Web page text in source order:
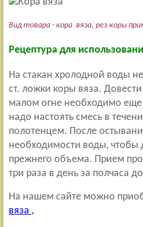
Вид товара - кора вяза, рез коры
Рецептура для
На стакан хролодной воды
ст. ложки коры вяза.
малом огне необходимо еще
надо настоять смесь в
полотенцем. После
необходимости воды, чтобы
прежнего объема. Прием
три раза в день за полчаса
На нашем сайте можно
вяза ,